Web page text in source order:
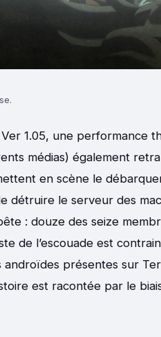
1.05, une performance
médias) également
en scène le
détruire le serveur des
: douze des seize
de l’escouade est
androïdes présentes sur
est racontée par le